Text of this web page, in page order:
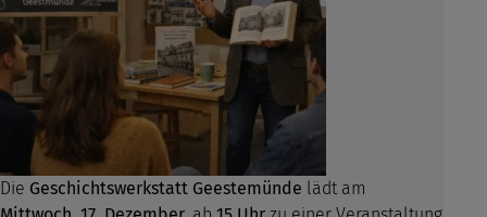
Die Geschichtswerkstatt Geestemünde lädt am